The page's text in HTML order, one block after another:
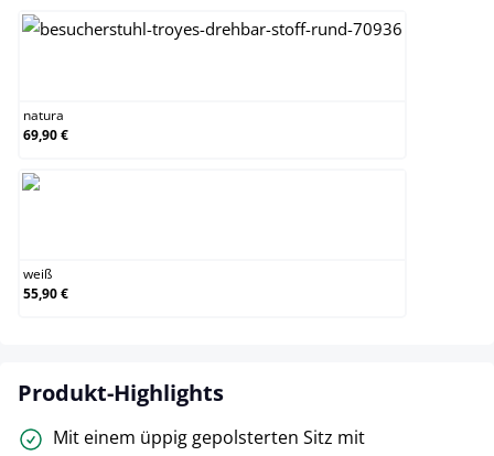
natura
69,90 €
weiß
55,90 €
Produkt-Highlights
Mit einem üppig gepolsterten Sitz mit